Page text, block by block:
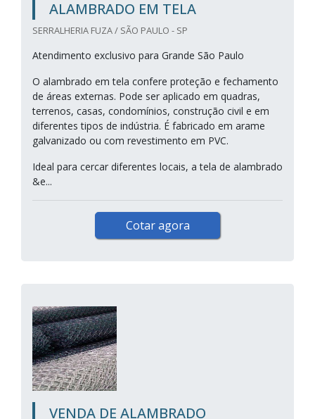
ALAMBRADO EM TELA
SERRALHERIA FUZA / SÃO PAULO - SP
Atendimento exclusivo para Grande São Paulo
O alambrado em tela confere proteção e fechamento
de áreas externas. Pode ser aplicado em quadras,
terrenos, casas, condomínios, construção civil e em
diferentes tipos de indústria. É fabricado em arame
galvanizado ou com revestimento em PVC.
Ideal para cercar diferentes locais, a tela de alambrado
&e...
Cotar agora
VENDA DE ALAMBRADO